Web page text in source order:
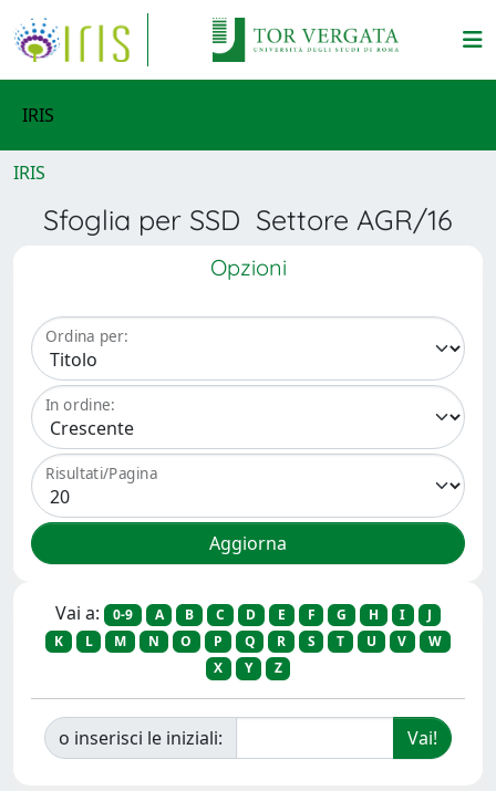
IRIS
IRIS
Sfoglia per SSD Settore AGR/16
Opzioni
Ordina per:
In ordine:
Risultati/Pagina
Vai a: 0-9 A B C D E F G H I
J
K
L M N O P Q R S T U V
W
X
Y Z
o inserisci le iniziali: